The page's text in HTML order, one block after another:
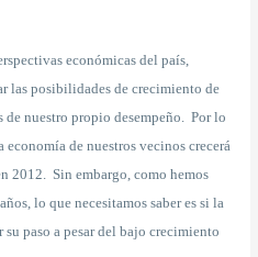
económicas del país,
las posibilidades de crecimiento de
de nuestro propio desempeño. Por lo
de nuestros vecinos crecerá
2012. Sin embargo, como hemos
lo que necesitamos saber es si la
paso a pesar del bajo crecimiento